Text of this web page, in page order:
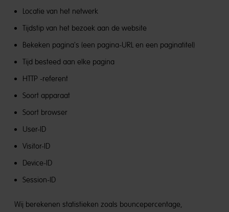
Locatie van het netwerk
Tijdstip van het bezoek aan de website
Bekeken pagina's (een pagina-URL en een paginatitel)
Tijd besteed aan elke pagina
HTTP -referent
Soort apparaat
Soort browser
User-ID
Visitor-ID
Device-ID
Session-ID
Wij berekenen statistieken zoals bouncepercentage,